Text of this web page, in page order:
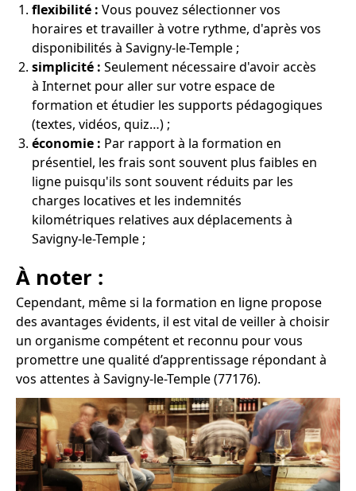
flexibilité : Vous pouvez sélectionner vos
horaires et travailler à votre rythme, d'après vos
disponibilités à Savigny-le-Temple ;
simplicité : Seulement nécessaire d'avoir accès
à Internet pour aller sur votre espace de
formation et étudier les supports pédagogiques
(textes, vidéos, quiz…) ;
économie : Par rapport à la formation en
présentiel, les frais sont souvent plus faibles en
ligne puisqu'ils sont souvent réduits par les
charges locatives et les indemnités
kilométriques relatives aux déplacements à
Savigny-le-Temple ;
À noter :
Cependant, même si la formation en ligne propose
des avantages évidents, il est vital de veiller à choisir
un organisme compétent et reconnu pour vous
promettre une qualité d’apprentissage répondant à
vos attentes à Savigny-le-Temple (77176).